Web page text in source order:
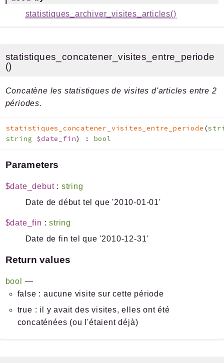
statistiques_archiver_visites_articles()
statistiques_concatener_visites_entre_periode
()
Concatène les statistiques de visites d'articles entre 2
périodes.
statistiques_concatener_visites_entre_periode (
string $date_fin) : bool
Parameters
$date_debut: string
Date de début tel que '2010-01-01'
$date_fin :string
Date de fin tel que '2010-12-31'
Return values
bool
—
false : aucune visite sur cette période
true : il y avait des visites, elles ont été
concaténées (ou l'étaient déjà)